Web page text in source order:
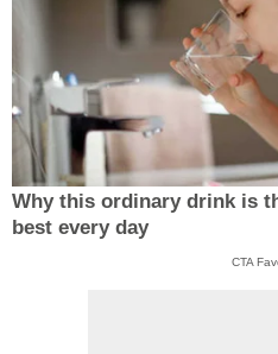
Why this ordinary drink is
best every day
CTA